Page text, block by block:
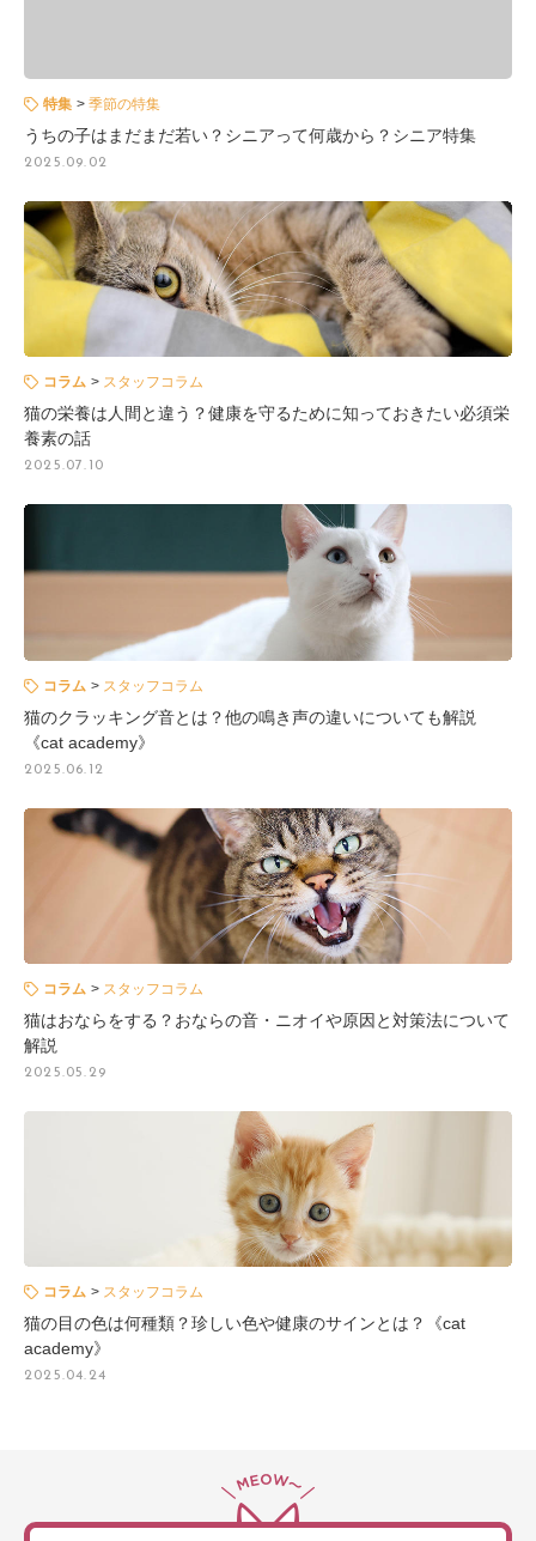
特集 季節の特集
うちの子はまだまだ若い？シニアって何歳から？シニア特集
2025.09.02
コラム スタッフコラム
猫の栄養は人間と違う？健康を守るために知っておきたい必須栄
養素の話
2025.07.10
コラム スタッフコラム
猫のクラッキング音とは？他の鳴き声の違いについても解説
《cat academy》
2025.06.12
コラム スタッフコラム
猫はおならをする？おならの音・ニオイや原因と対策法について
解説
2025.05.29
コラム スタッフコラム
猫の目の色は何種類？珍しい色や健康のサインとは？《cat
academy》
2025.04.24